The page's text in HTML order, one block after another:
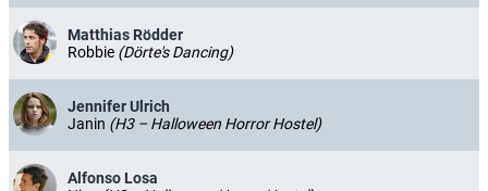
Matthias Rödder
Robbie (Dörte's Dancing)
Jennifer Ulrich
Janin (H3 – Halloween Horror Hostel)
Alfonso Losa